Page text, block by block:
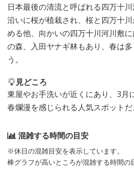
日本最後の清流と呼ばれる四万十
沿いに桜が植栽され、桜と四万十
める他、向かいの四万十川河川敷
の森、入田ヤナギ林もあり、春は
う。
見どころ
東屋やお手洗いが近くにあり、3月
春爛漫を感じられる人気スポットだ
混雑する時間の目安
※休日の混雑目安を表示しています。
棒グラフが高いところが混雑する時間の